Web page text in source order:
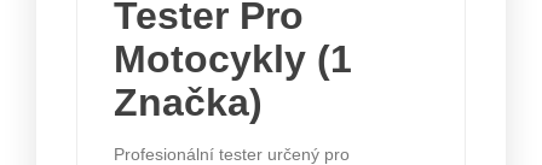
Tester Pro
Motocykly (1
Značka)
Profesionální tester určený pro